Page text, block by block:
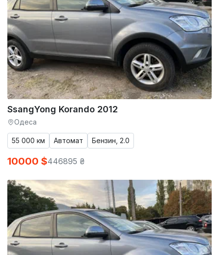
SsangYong Korando 2012
Одеса
55 000 км Автомат Бензин, 2.0
10000 $446895 ₴